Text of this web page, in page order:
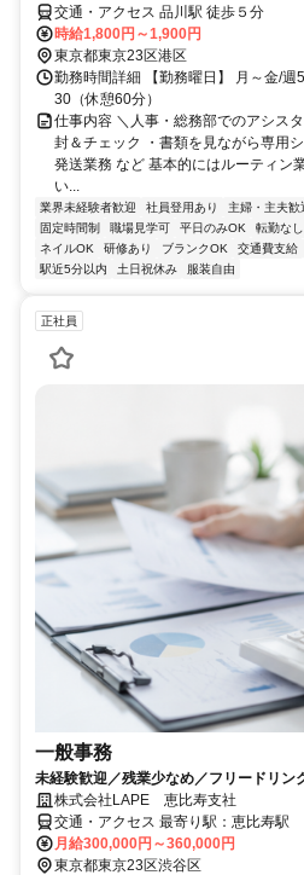
交通・アクセス 品川駅 徒歩５分
時給1,800円～1,900円
東京都東京23区港区
勤務時間詳細 【勤務曜日】 月～金/週
30（休憩60分）
仕事内容 ＼人事・総務部でのアシス
封＆チェック ・書類を見ながら専用
発送業務 など 基本的にはルーティン
い...
業界未経験者歓迎 社員登用あり 主婦・主夫歓
固定時間制
職場見学可 平日のみOK 転勤なし
ネイルOK
研修あり ブランクOK 交通費支給
駅近5分以内
土日祝休み 服装自由
正社員
一般事務
未経験歓迎／残業少なめ／フリードリン
株式会社LAPE 恵比寿支社
交通・アクセス 最寄り駅：恵比寿駅
月給300,000円～360,000円
東京都東京23区渋谷区